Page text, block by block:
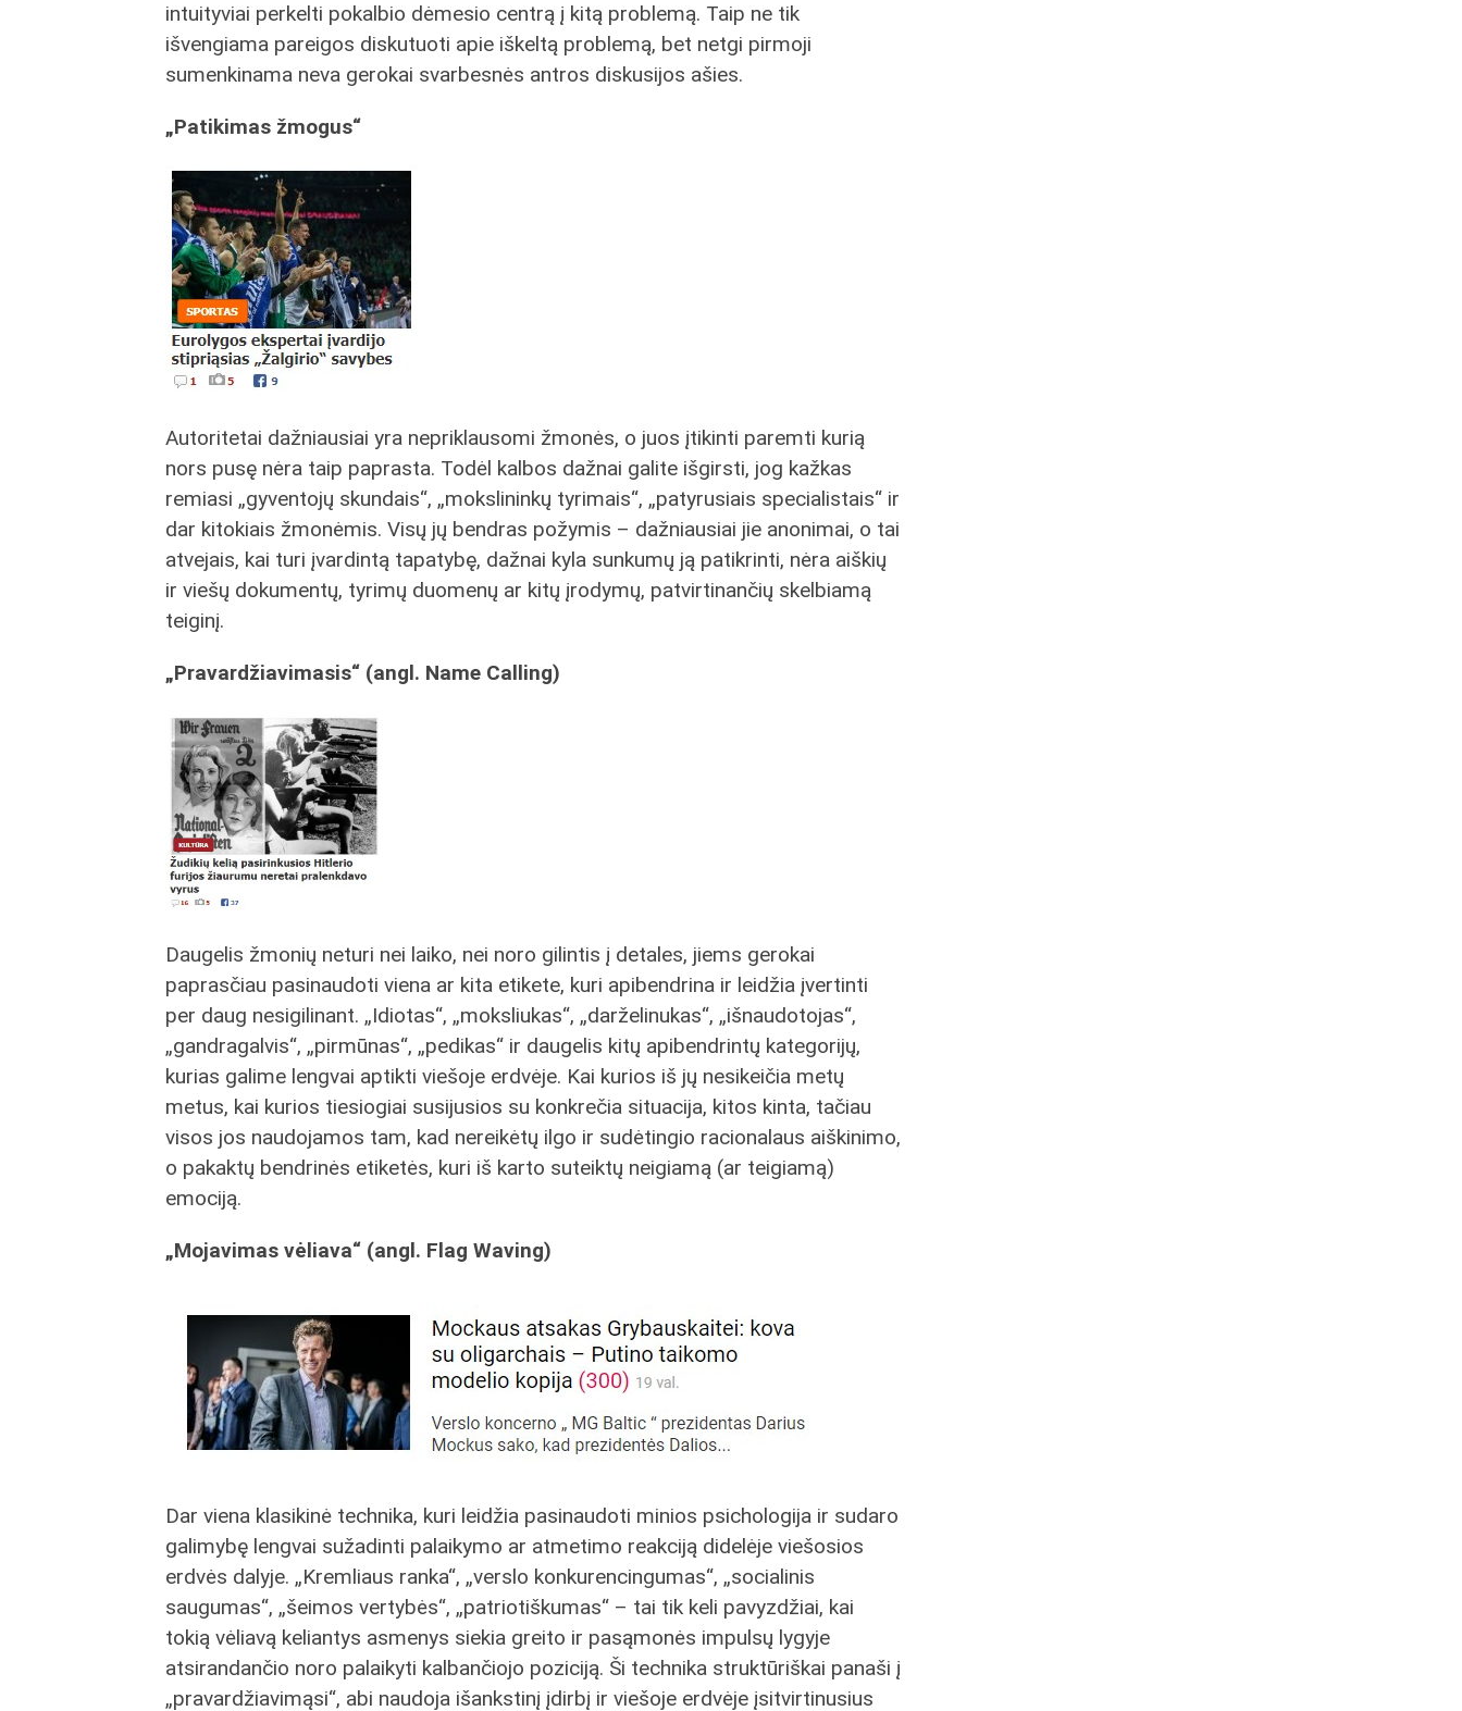
intuityviai perkelti pokalbio dėmesio centrą į kitą problemą. Taip ne tik
išvengiama pareigos diskutuoti apie iškeltą problemą, bet netgi pirmoji
sumenkinama neva gerokai svarbesnės antros diskusijos ašies.
„Patikimas žmogus“
Autoritetai dažniausiai yra nepriklausomi žmonės, o juos įtikinti paremti kurią
nors pusę nėra taip paprasta. Todėl kalbos dažnai galite išgirsti, jog kažkas
remiasi „gyventojų skundais“, „mokslininkų tyrimais“, „patyrusiais specialistais“ ir
dar kitokiais žmonėmis. Visų jų bendras požymis – dažniausiai jie anonimai, o tai
atvejais, kai turi įvardintą tapatybę, dažnai kyla sunkumų ją patikrinti, nėra aiškių
ir viešų dokumentų, tyrimų duomenų ar kitų įrodymų, patvirtinančių skelbiamą
teiginį.
„Pravardžiavimasis“ (angl. Name Calling)
Daugelis žmonių neturi nei laiko, nei noro gilintis į detales, jiems gerokai
paprasčiau pasinaudoti viena ar kita etikete, kuri apibendrina ir leidžia įvertinti
per daug nesigilinant. „Idiotas“, „moksliukas“, „darželinukas“, „išnaudotojas“,
„gandragalvis“, „pirmūnas“, „pedikas“ ir daugelis kitų apibendrintų kategorijų,
kurias galime lengvai aptikti viešoje erdvėje. Kai kurios iš jų nesikeičia metų
metus, kai kurios tiesiogiai susijusios su konkrečia situacija, kitos kinta, tačiau
visos jos naudojamos tam, kad nereikėtų ilgo ir sudėtingio racionalaus aiškinimo,
o pakaktų bendrinės etiketės, kuri iš karto suteiktų neigiamą (ar teigiamą)
emociją.
„Mojavimas vėliava“ (angl. Flag Waving)
Dar viena klasikinė technika, kuri leidžia pasinaudoti minios psichologija ir sudaro
galimybę lengvai sužadinti palaikymo ar atmetimo reakciją didelėje viešosios
erdvės dalyje. „Kremliaus ranka“, „verslo konkurencingumas“, „socialinis
saugumas“, „šeimos vertybės“, „patriotiškumas“ – tai tik keli pavyzdžiai, kai
tokią vėliavą keliantys asmenys siekia greito ir pasąmonės impulsų lygyje
atsirandančio noro palaikyti kalbančiojo poziciją. Ši technika struktūriškai panaši į
„pravardžiavimąsi“, abi naudoja išankstinį įdirbį ir viešoje erdvėje įsitvirtinusius